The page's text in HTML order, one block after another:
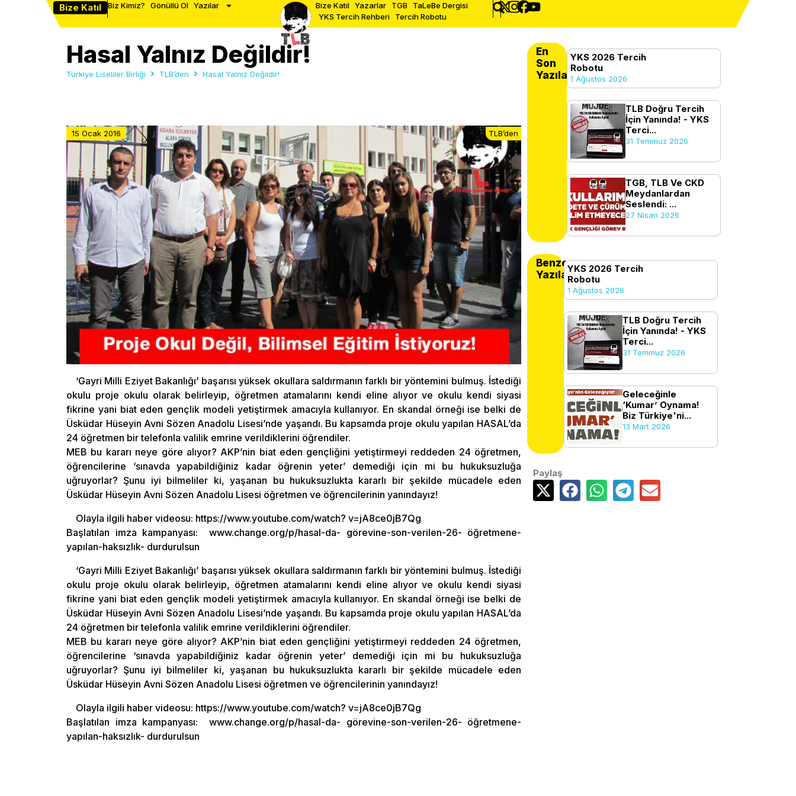
Bize Katıl Biz Kimiz? Gönüllü Ol Yazılar Bize Katıl Yazarlar TGB TaLeBe Dergisi
YKS Tercih Rehberi Tercih Robotu
Hasal Yalnız Değildir!
Türkiye Liseliler Birliği TLB’den Hasal Yalnız Değildir!
15 Ocak 2016 TLB’den
‘Gayri Milli Eziyet Bakanlığı’ başarısı yüksek okullara saldırmanın farklı bir yöntemini bulmuş. İstediği
okulu proje okulu olarak belirleyip, öğretmen atamalarını kendi eline alıyor ve okulu kendi siyasi
fikrine yani biat eden gençlik modeli yetiştirmek amacıyla kullanıyor. En skandal örneği ise belki de
Üsküdar Hüseyin Avni Sözen Anadolu Lisesi’nde yaşandı. Bu kapsamda proje okulu yapılan HASAL’da
24 öğretmen bir telefonla valilik emrine verildiklerini öğrendiler.
MEB bu kararı neye göre alıyor? AKP’nin biat eden gençliğini yetiştirmeyi reddeden 24 öğretmen,
öğrencilerine ‘sınavda yapabildiğiniz kadar öğrenin yeter’ demediği için mi bu hukuksuzluğa
uğruyorlar? Şunu iyi bilmeliler ki, yaşanan bu hukuksuzlukta kararlı bir şekilde mücadele eden
Üsküdar Hüseyin Avni Sözen Anadolu Lisesi öğretmen ve öğrencilerinin yanındayız!
Olayla ilgili haber videosu: https://www.youtube.com/watch? v=jA8ce0jB7Qg
Başlatılan imza kampanyası: www.change.org/p/hasal-da- görevine-son-verilen-26- öğretmene-
yapılan-haksızlık- durdurulsun
‘Gayri Milli Eziyet Bakanlığı’ başarısı yüksek okullara saldırmanın farklı bir yöntemini bulmuş. İstediği
okulu proje okulu olarak belirleyip, öğretmen atamalarını kendi eline alıyor ve okulu kendi siyasi
fikrine yani biat eden gençlik modeli yetiştirmek amacıyla kullanıyor. En skandal örneği ise belki de
Üsküdar Hüseyin Avni Sözen Anadolu Lisesi’nde yaşandı. Bu kapsamda proje okulu yapılan HASAL’da
24 öğretmen bir telefonla valilik emrine verildiklerini öğrendiler.
MEB bu kararı neye göre alıyor? AKP’nin biat eden gençliğini yetiştirmeyi reddeden 24 öğretmen,
öğrencilerine ‘sınavda yapabildiğiniz kadar öğrenin yeter’ demediği için mi bu hukuksuzluğa
uğruyorlar? Şunu iyi bilmeliler ki, yaşanan bu hukuksuzlukta kararlı bir şekilde mücadele eden
Üsküdar Hüseyin Avni Sözen Anadolu Lisesi öğretmen ve öğrencilerinin yanındayız!
Olayla ilgili haber videosu: https://www.youtube.com/watch? v=jA8ce0jB7Qg
Başlatılan imza kampanyası: www.change.org/p/hasal-da- görevine-son-verilen-26- öğretmene-
yapılan-haksızlık- durdurulsun
En
Son
Yazılanlar
YKS 2026 Tercih
Robotu
1 Ağustos 2026
TLB Doğru Tercih
İçin Yanında! - YKS
Terci...
31 Temmuz 2026
TGB, TLB Ve CKD
Meydanlardan
Seslendi: ...
27 Nisan 2026
Benzer
Yazılar
YKS 2026 Tercih
Robotu
1 Ağustos 2026
TLB Doğru Tercih
İçin Yanında! - YKS
Terci...
31 Temmuz 2026
Geleceğinle
‘Kumar’ Oynama!
Biz Türkiye'ni...
13 Mart 2026
Paylaş